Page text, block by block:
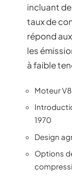
incluant
taux de
répond
les
à faible
Moteur
1970
Design
Options